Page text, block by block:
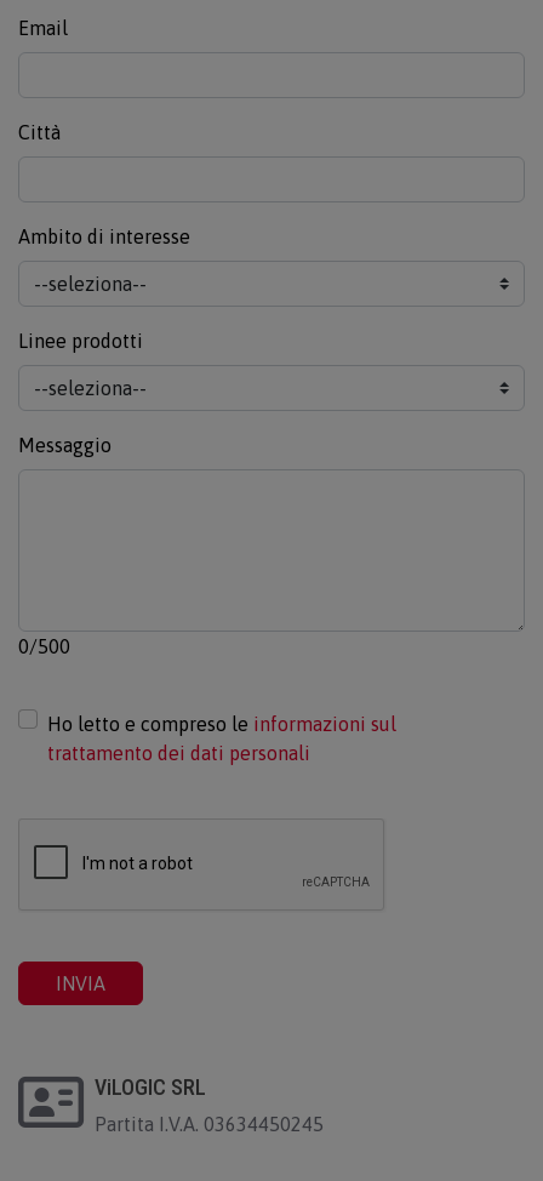
Email
Città
Ambito di interesse
Linee prodotti
Messaggio
0/500
Ho letto e compreso le informazioni sul
trattamento dei dati personali
INVIA
ViLOGIC SRL
Partita I.V.A. 03634450245